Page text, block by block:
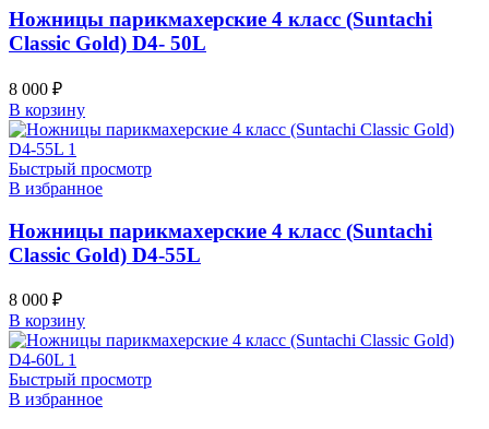
Ножницы парикмахерские 4 класс (Suntachi
Classic Gold) D4- 50L
8 000 ₽
В корзину
Быстрый просмотр
В избранное
Ножницы парикмахерские 4 класс (Suntachi
Classic Gold) D4-55L
8 000 ₽
В корзину
Быстрый просмотр
В избранное